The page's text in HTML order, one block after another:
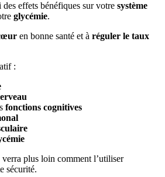
effets bénéfiques sur votre système
glycémie.
en bonne santé et à réguler le taux
:
fonctions cognitives
plus loin comment l’utiliser
sécurité.